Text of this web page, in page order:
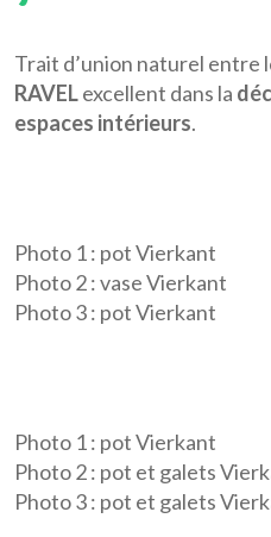
Trait d’union naturel entre
RAVELexcellent dans la
espaces intérieurs.
Photo 1 : pot Vierkant
Photo 2 : vase Vierkant
Photo 3 : pot Vierkant
Photo 1 : pot Vierkant
Photo 2 : pot et galets
Photo 3 : pot et galets